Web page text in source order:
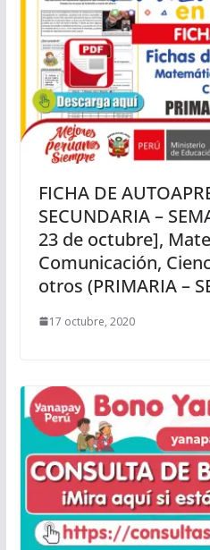
FICHA DE
SECUNDARIA –
23 de octubre],
Comunicación,
otros (PRIMARIA –
17 octubre, 2020